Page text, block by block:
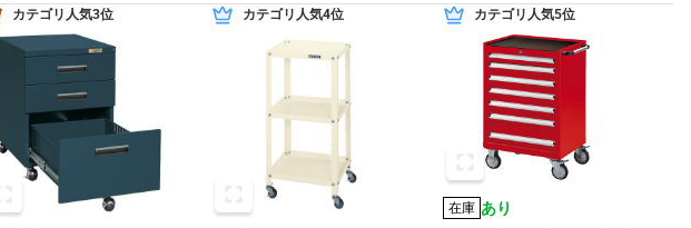
カテゴリ人気3位 カテゴリ人気4位 カテゴリ人気5位
在庫 あり